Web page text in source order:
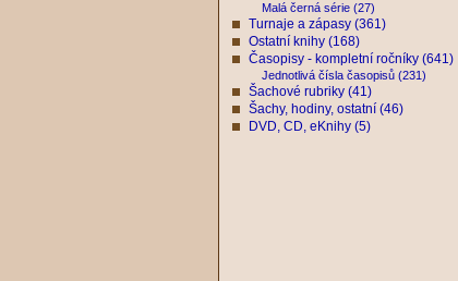
Malá černá série (27)
Turnaje a zápasy (361)
Ostatní knihy (168)
Časopisy - kompletní ročníky (641)
Jednotlivá čísla časopisů (231)
Šachové rubriky (41)
Šachy, hodiny, ostatní (46)
DVD, CD, eKnihy (5)